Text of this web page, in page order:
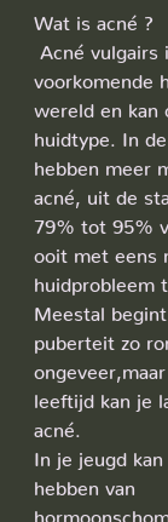
Wat is acné ?
voorkomende
wereld en kan
huidtype. In
hebben meer
acné, uit de
79% tot 95%
ooit met eens
huidprobleem
Meestal
puberteit zo
leeftijd kan je
acné.
In je jeugd
hebben van